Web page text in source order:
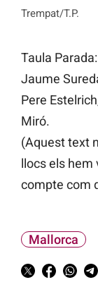
Trempat/T.P.
Taula
Jaume
Pere
Miró.
(Aquest text
llocs els hem
compte com
Mallorca